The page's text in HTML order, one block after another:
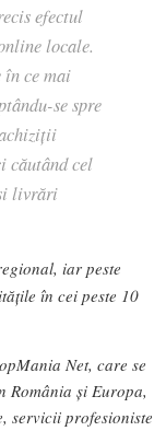
efectul
locale.
în ce mai
se spre
căutând cel
livrări
iar peste
în cei peste 10
Net, care se
România și Europa,
servicii profesioniste